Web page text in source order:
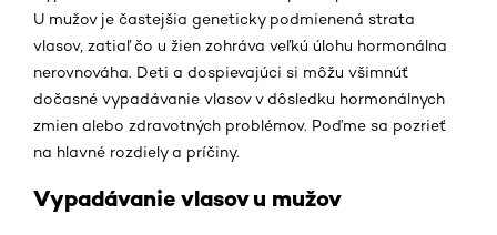
U mužov je častejšia geneticky podmienená strata
vlasov, zatiaľ čo u žien zohráva veľkú úlohu hormonálna
nerovnováha. Deti a dospievajúci si môžu všimnúť
dočasné vypadávanie vlasov v dôsledku hormonálnych
zmien alebo zdravotných problémov. Poďme sa pozrieť
na hlavné rozdiely a príčiny.
Vypadávanie vlasov u mužov